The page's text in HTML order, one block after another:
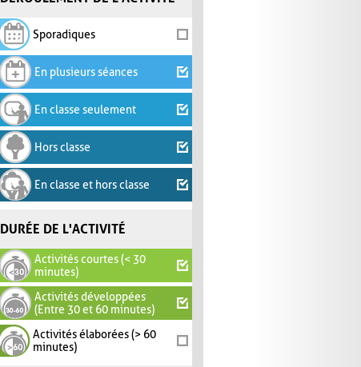
Sporadiques
En plusieurs séances
En classe seulement
Hors classe
En classe et hors classe
DURÉE DE L'ACTIVITÉ
Activités courtes (< 30
minutes)
Activités développées
(Entre 30 et 60 minutes)
Activités élaborées (> 60
minutes)